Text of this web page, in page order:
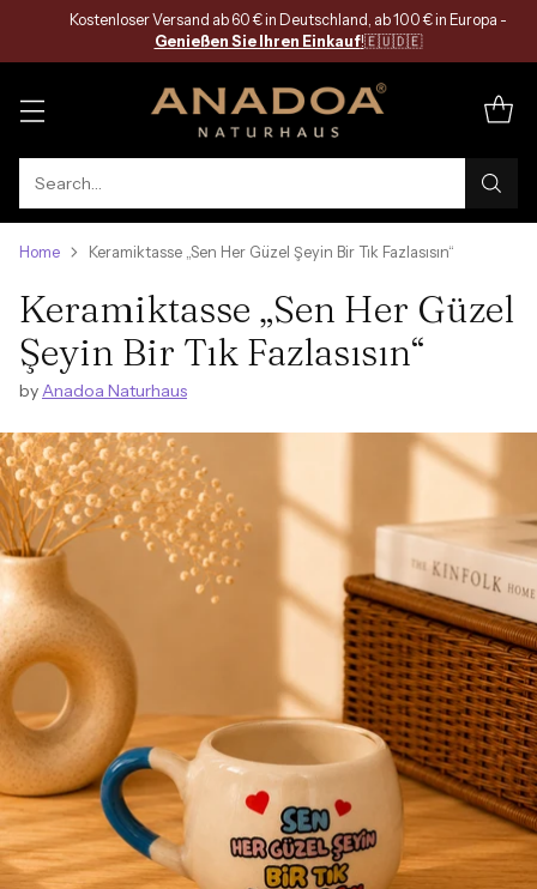
Search…
Kostenloser Versand ab 60 € in Deutschland, ab 100 € in Europa -
Genießen Sie Ihren Einkauf!🇪🇺🇩🇪
Home Keramiktasse „Sen Her Güzel Şeyin Bir Tık Fazlasısın“
Keramiktasse „Sen Her Güzel
Şeyin Bir Tık Fazlasısın“
byAnadoa Naturhaus